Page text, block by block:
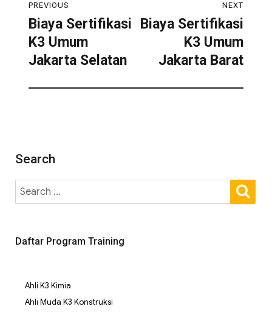
PREVIOUS
Biaya Sertifikasi
K3 Umum
Jakarta Selatan
NEXT
Biaya Sertifikasi
K3 Umum
Jakarta Barat
Search
Daftar Program Training
Ahli K3 Kimia
Ahli Muda K3 Konstruksi